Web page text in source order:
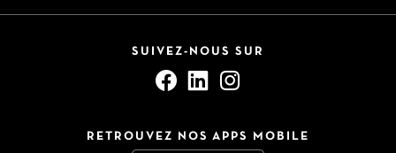
SUIVEZ-NOUS SUR
RETROUVEZ NOS APPS MOBILE